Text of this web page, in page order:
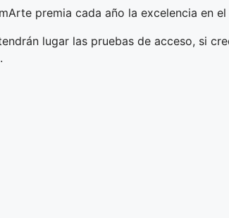
premia cada año la excelencia en
lugar las pruebas de acceso, si